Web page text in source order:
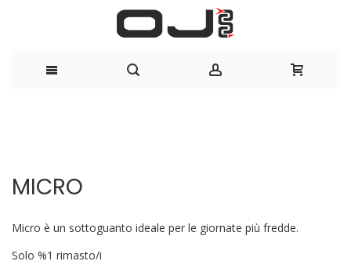
fine
di
immagini
della
immagini
MICRO
Micro è un sottoguanto ideale per le giornate più fredde.
Solo %1 rimasto/i